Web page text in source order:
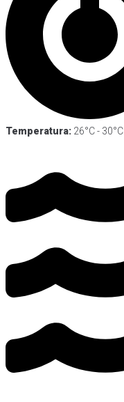
Temperatura: 26°C - 30°C